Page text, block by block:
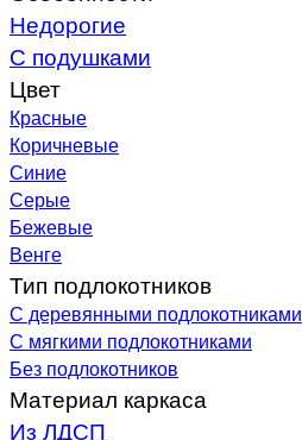
Недорогие
С подушками
Цвет
Красные
Коричневые
Синие
Серые
Бежевые
Венге
Тип подлокотников
С деревянными подлокотниками
С мягкими подлокотниками
Без подлокотников
Материал каркаса
Из ЛДСП